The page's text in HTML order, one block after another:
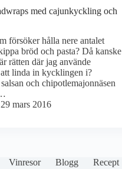
med cajunkyckling och
försöker hålla nere antalet
bröd och pasta? Då kanske
rätten där jag använde
linda in kycklingen i?
och chipotlemajonnäsen
29 mars 2016
Vinresor Blogg
Recept